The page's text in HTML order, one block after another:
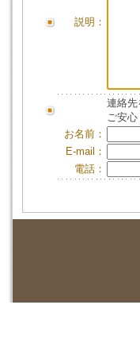
説明：
連絡先
ご安心
お名前：
E-mail：
電話：